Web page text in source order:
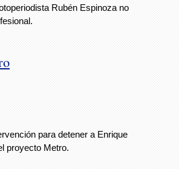
Rubén Espinoza no
para detener a Enrique
proyecto Metro.